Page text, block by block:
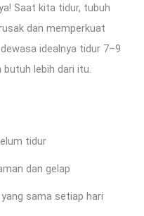
Saat kita tidur, tubuh
dan memperkuat
idealnya tidur 7–9
butuh lebih dari itu.
tidur
dan gelap
sama setiap hari